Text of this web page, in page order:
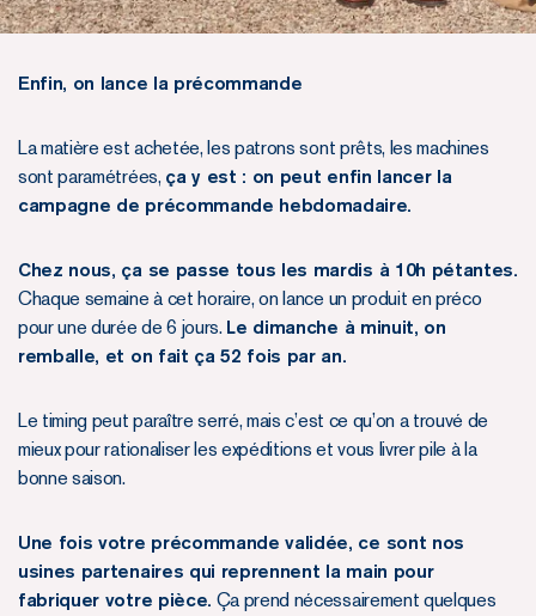
Enfin, on lance la précommande
La matière est achetée, les patrons sont prêts, les machines
sont paramétrées, ça y est : on peut enfin lancer la
campagne de précommande hebdomadaire.
Chez nous, ça se passe tous les mardis à 10h pétantes.
Chaque semaine à cet horaire, on lance un produit en préco
pour une durée de 6 jours. Le dimanche à minuit, on
remballe, et on fait ça 52 fois par an.
Le timing peut paraître serré, mais c’est ce qu’on a trouvé de
mieux pour rationaliser les expéditions et vous livrer pile à la
bonne saison.
Une fois votre précommande validée, ce sont nos
usines partenaires qui reprennent la main pour
fabriquer votre pièce. Ça prend nécessairement quelques